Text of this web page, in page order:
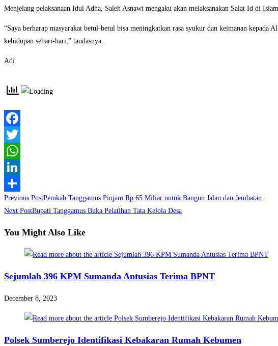
Menjelang pelaksanaan Idul Adha, Saleh Asnawi mengaku akan melaksanakan Salat Id di
“Saya berharap masyarakat betul-betul bisa meningkatkan rasa syukur dan keimanan
kehidupan sehari-hari,” tandasnya.
Adi
Facebook
Twitter
WhatsApp
LinkedIn
Share
Read
more
articles
Previous PostPemkab Tanggamus Pinjam Rp 65 Miliar untuk Bangun Jalan dan Jembatan
Next PostBupati Tanggamus Buka Pelatihan Tata Kelola Desa
You Might Also Like
Sejumlah 396 KPM Sumanda Antusias Terima BPNT
December 8, 2023
Polsek Sumberejo Identifikasi Kebakaran Rumah Kebumen